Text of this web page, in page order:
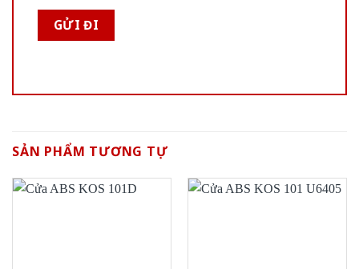
SẢN PHẨM TƯƠNG TỰ